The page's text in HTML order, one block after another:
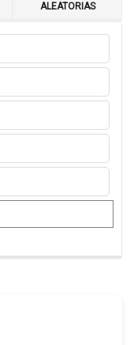
ALEATORIAS